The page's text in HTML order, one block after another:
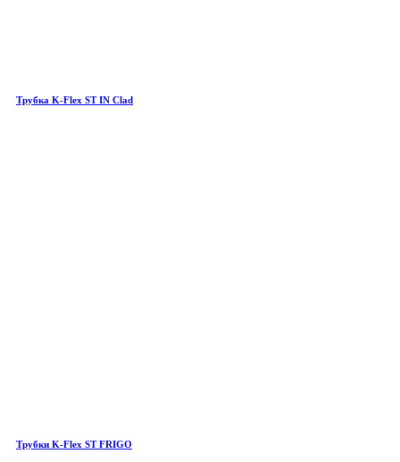
Трубка K-Flex ST IN Clad
Трубки K-Flex ST FRIGO